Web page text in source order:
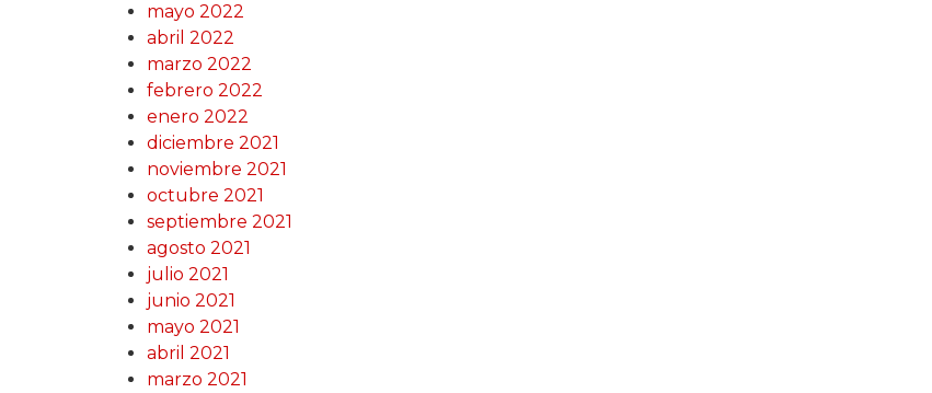
mayo 2022
abril 2022
marzo 2022
febrero 2022
enero 2022
diciembre 2021
noviembre 2021
octubre 2021
septiembre 2021
agosto 2021
julio 2021
junio 2021
mayo 2021
abril 2021
marzo 2021